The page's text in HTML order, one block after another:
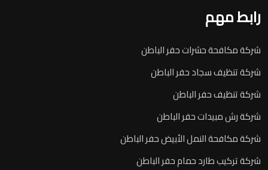
رابط مهم
شركة مكافحة حشرات حفر الباطن
شركة تنظيف سجاد حفر الباطن
شركة تنظيف حفر الباطن
شركة رش مبيدات حفر الباطن
شركة مكافحة النمل الأبيض حفر الباطن
شركة تركيب طارد حمام حفر الباطن